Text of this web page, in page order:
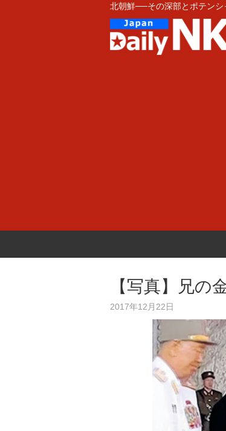
北朝鮮──その深部とポテンシ
【写真】兄の
2017年12月22日